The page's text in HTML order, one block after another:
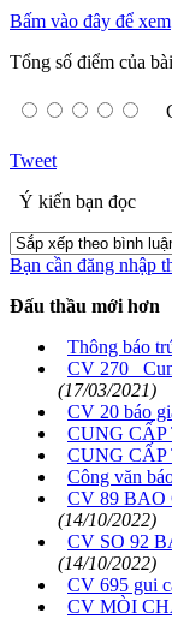
Bấm vào đây để xem
Tổng số điểm của
Tweet
Ý kiến bạn đọc
Bạn cần đăng nhập
Đấu thầu mới hơn
Thông báo
CV 270
(17/03/2021)
CV 20 báo
CUNG CẤP
CUNG CẤP
Công văn
CV 89 BAO
(14/10/2022)
CV SO 92
(14/10/2022)
CV 695 gui
CV MÒI